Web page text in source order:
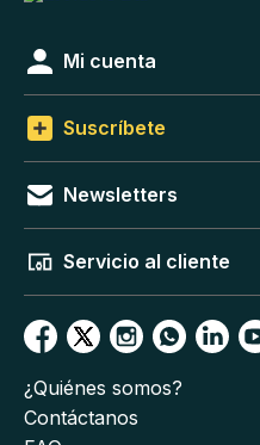
Mi cuenta
Suscríbete
Newsletters
Servicio al cliente
¿Quiénes somos?
Contáctanos